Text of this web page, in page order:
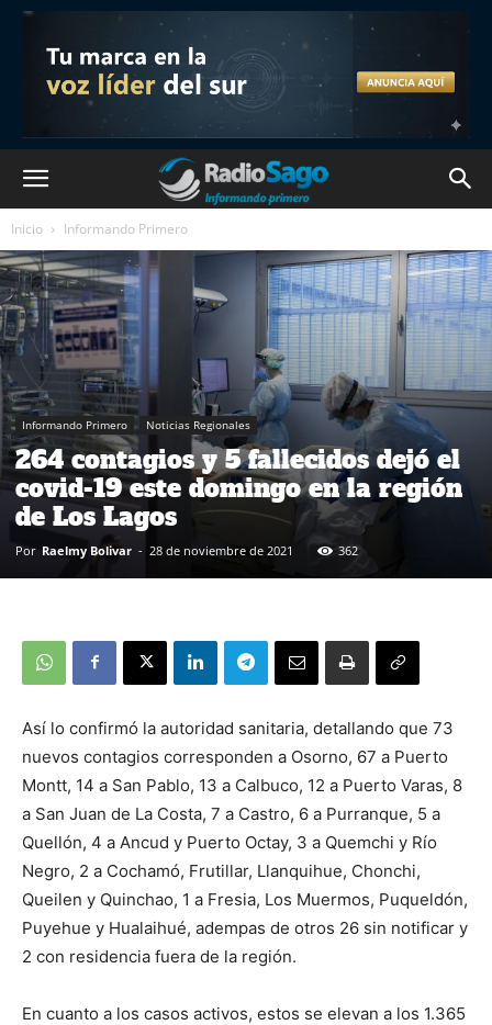
Inicio Informando Primero
Informando Primero Noticias Regionales
264 contagios y 5 fallecidos dejó el
covid-19 este domingo en la región
de Los Lagos
Por Raelmy Bolivar - 28 de noviembre de 2021 362
Así lo confirmó la autoridad sanitaria, detallando que 73
nuevos contagios corresponden a Osorno, 67 a Puerto
Montt, 14 a San Pablo, 13 a Calbuco, 12 a Puerto Varas, 8
a San Juan de La Costa, 7 a Castro, 6 a Purranque, 5 a
Quellón, 4 a Ancud y Puerto Octay, 3 a Quemchi y Río
Negro, 2 a Cochamó, Frutillar, Llanquihue, Chonchi,
Queilen y Quinchao, 1 a Fresia, Los Muermos, Puqueldón,
Puyehue y Hualaihué, adempas de otros 26 sin notificar y
2 con residencia fuera de la región.
En cuanto a los casos activos, estos se elevan a los 1.365